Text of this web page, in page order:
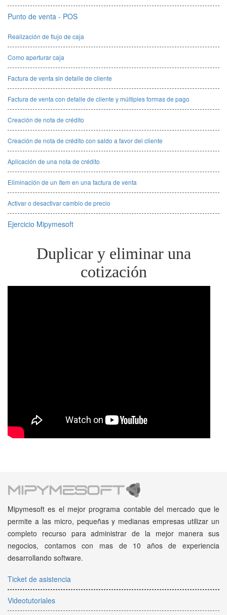
Punto de venta - POS
Realización de flujo de caja
Como aperturar caja
Factura de venta sin detalle de cliente
Factura de venta con detalle de cliente y múltiples formas de pago
Creación de nota de crédito
Creación de nota de crédito con saldo a favor del cliente
Aplicación de una nota de crédito
Eliminación de un ítem en una factura de venta
Activar o desactivar cambio de precio
Ejercicio Mipymesoft
Duplicar y eliminar una
cotización
Mipymesoft es el mejor programa contable del mercado que le
permite a las micro, pequeñas y medianas empresas utilizar un
completo recurso para administrar de la mejor manera sus
negocios, contamos con mas de 10 años de experiencia
desarrollando software.
Ticket de asistencia
Videotutoriales